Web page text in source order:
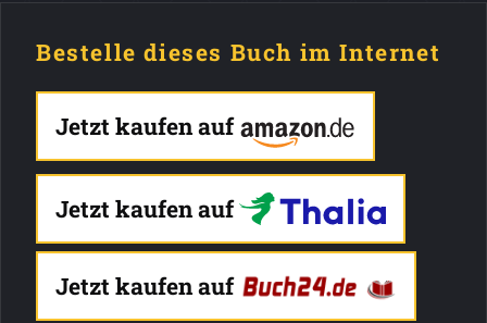
Bestelle dieses Buch im Internet
Jetzt kaufen auf
Jetzt kaufen auf
Jetzt kaufen auf